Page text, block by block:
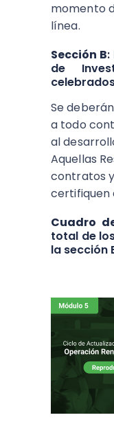
momento
línea.
Sección B:
de
Se
a todo
al
Aquellas
contratos
certifiquen
Cuadro
total de
la sección